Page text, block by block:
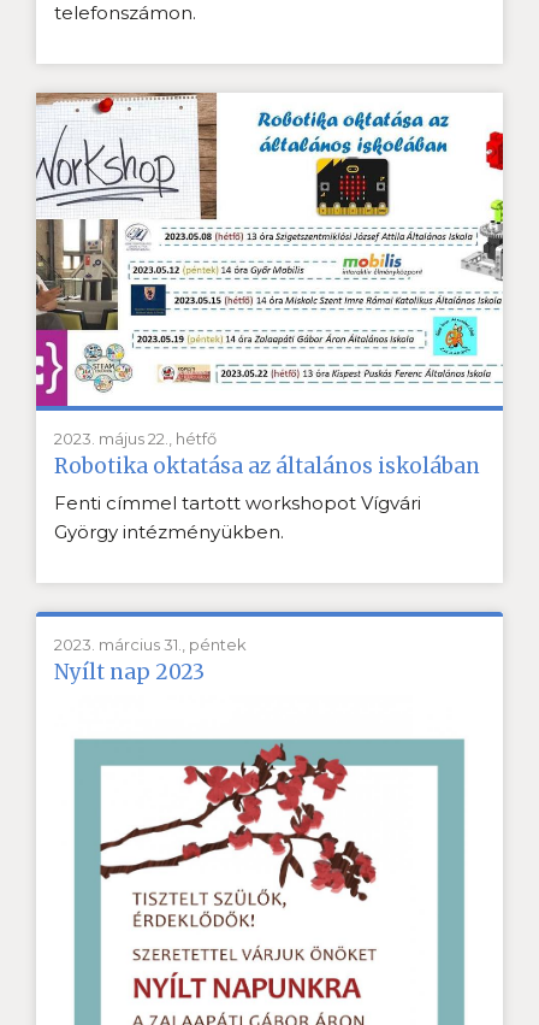
telefonszámon.
2023. május 22., hétfő
Robotika oktatása az általános iskolában
Fenti címmel tartott workshopot Vígvári
György intézményükben.
2023. március 31., péntek
Nyílt nap 2023